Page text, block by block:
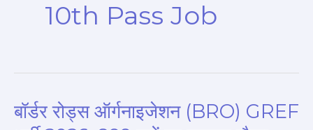
10th Pass Job
बॉर्डर रोड्स ऑर्गनाइजेशन (BRO) GREF
बॉर्डर
रोड्स